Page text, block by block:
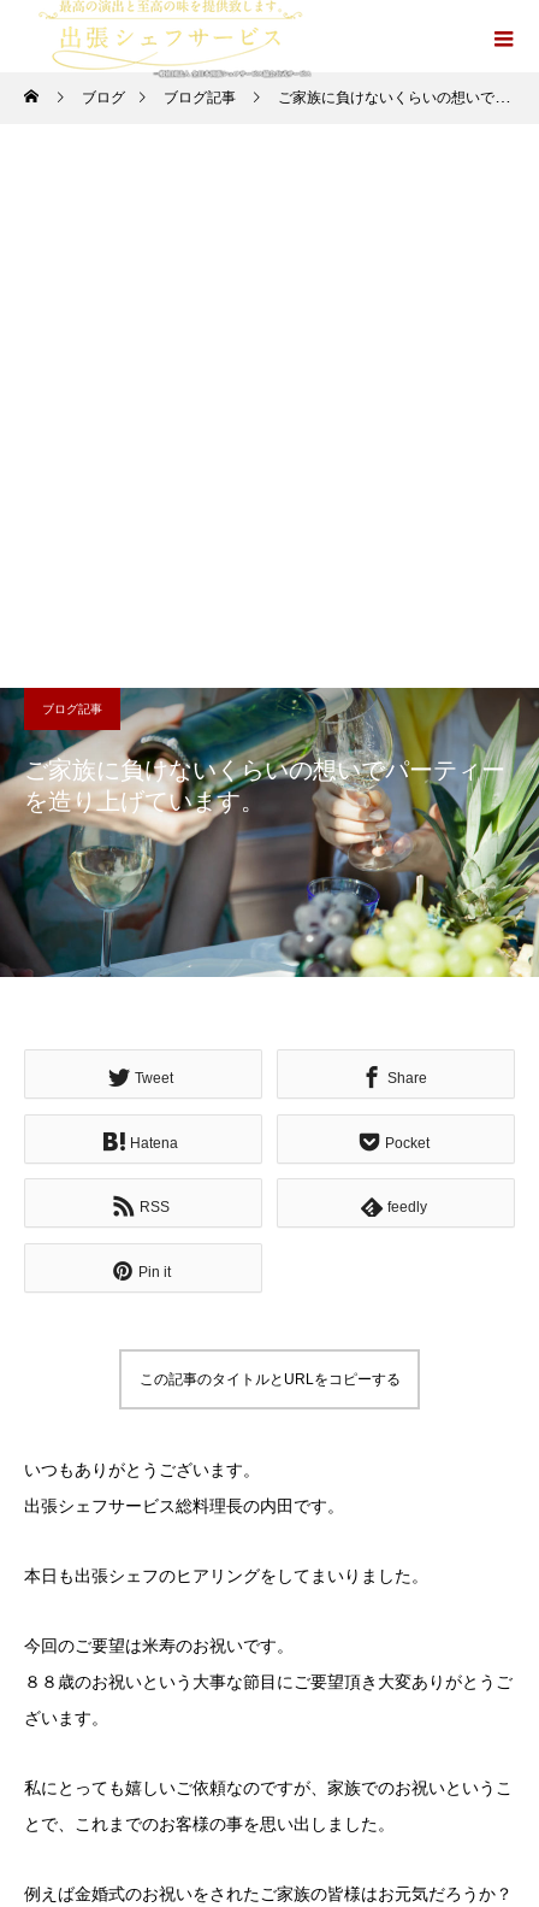
ブログ ブログ記事 ご家族に負けないくらいの想いでパーティーを造り上げています。
ブログ記事
ご家族に負けないくらいの想いでパーティー
を造り上げています。
Tweet Share
Hatena Pocket
RSS feedly
Pin it
この記事のタイトルとURLをコピーする
いつもありがとうございます。
出張シェフサービス総料理長の内田です。
本日も出張シェフのヒアリングをしてまいりました。
今回のご要望は米寿のお祝いです。
８８歳のお祝いという大事な節目にご要望頂き大変ありがとうご
ざいます。
私にとっても嬉しいご依頼なのですが、家族でのお祝いというこ
とで、これまでのお客様の事を思い出しました。
例えば金婚式のお祝いをされたご家族の皆様はお元気だろうか？